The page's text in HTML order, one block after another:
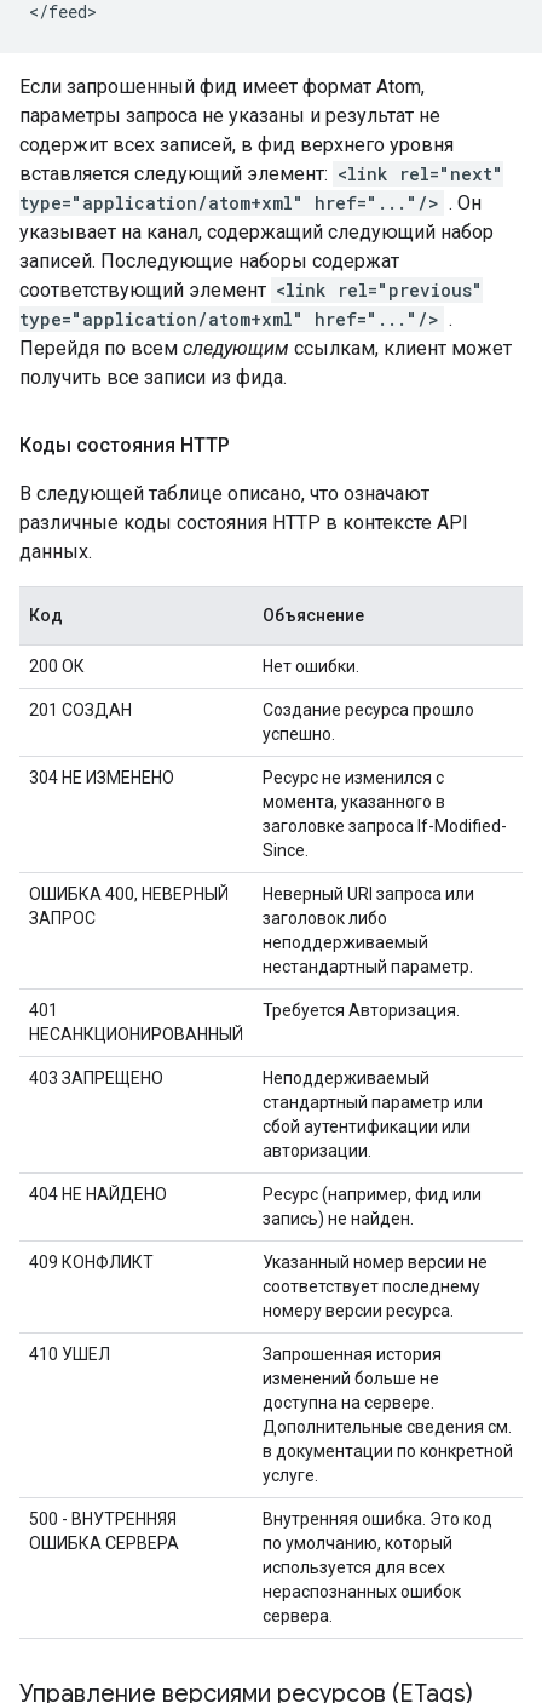
Если запрошенный фид имеет формат Atom,
параметры запроса не указаны и результат не
содержит всех записей, в фид верхнего уровня
вставляется следующий элемент: <link rel="next"
type="application/atom+xml" href="..."/> . Он
указывает на канал, содержащий следующий набор
записей. Последующие наборы содержат
соответствующий элемент <link rel="previous"
type="application/atom+xml" href="..."/> .
Перейдя по всем следующим ссылкам, клиент может
получить все записи из фида.
Коды состояния HTTP
В следующей таблице описано, что означают
различные коды состояния HTTP в контексте API
данных.
Код Объяснение
200 ОК Нет ошибки.
201 СОЗДАН
Создание ресурса прошло
успешно.
304 НЕ ИЗМЕНЕНО
Ресурс не изменился с
момента, указанного в
заголовке запроса If-Modified-
Since.
ОШИБКА 400, НЕВЕРНЫЙ
ЗАПРОС
Неверный URI запроса или
заголовок либо
неподдерживаемый
нестандартный параметр.
401
НЕСАНКЦИОНИРОВАННЫЙ
Требуется Авторизация.
403 ЗАПРЕЩЕНО
Неподдерживаемый
стандартный параметр или
сбой аутентификации или
авторизации.
404 НЕ НАЙДЕНО
Ресурс (например, фид или
запись) не найден.
409 КОНФЛИКТ
Указанный номер версии не
соответствует последнему
номеру версии ресурса.
410 УШЕЛ
Запрошенная история
изменений больше не
доступна на сервере.
Дополнительные сведения см.
в документации по конкретной
услуге.
500 - ВНУТРЕННЯЯ
ОШИБКА СЕРВЕРА
Внутренняя ошибка. Это код
по умолчанию, который
используется для всех
нераспознанных ошибок
сервера.
Управление версиями ресурсов (ETags)